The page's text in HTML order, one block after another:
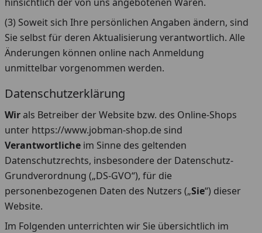
(3) Soweit sich Ihre persönlichen Angaben ändern, sind
Sie selbst für deren Aktualisierung verantwortlich. Alle
Änderungen können online nach Anmeldung
unmittelbar vorgenommen werden.
Datenschutzerklärung
Wirals Betreiber der Website bzw. des Online-Shops
unter https://www.jobman-shop.de sind
Verantwortliche im Sinne des geltenden
Datenschutzrechts, insbesondere der Datenschutz-
Grundverordnung („DS-GVO“), für die
personenbezogenen Daten des Nutzers („Sie“) dieser
Website.
Im Folgenden unterrichten wir Sie übersichtlich im